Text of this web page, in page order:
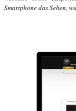
Smartphone das Sehen,